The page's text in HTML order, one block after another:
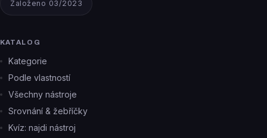
Založeno 03/2023
KATALOG
Kategorie
Podle vlastností
Všechny nástroje
Srovnání & žebříčky
Kvíz: najdi nástroj